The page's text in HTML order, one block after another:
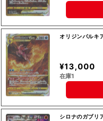
オリジンパルキ
¥13,000
在庫1
シロナのガブリ